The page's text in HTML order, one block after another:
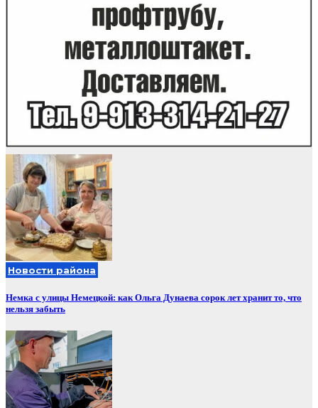
Новости района
Немка с улицы Немецкой: как Ольга Дунаева сорок лет хранит то, что
нельзя забыть